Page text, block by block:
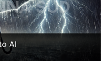
AI